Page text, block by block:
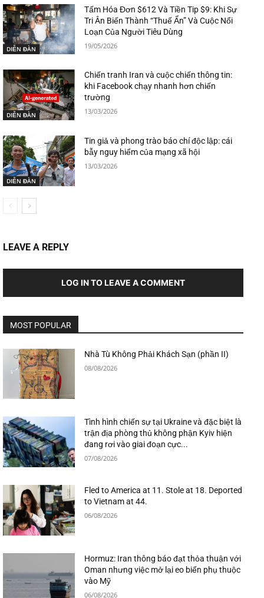
DIỄN ĐÀN
Tấm Hóa Đơn $612 Và Tiền Tip $9: Khi Sự
Tri Ân Biến Thành “Thuế Ẩn” Và Cuộc Nổi
Loạn Của Người Tiêu Dùng
19/05/2026
DIỄN ĐÀN
Chiến tranh Iran và cuộc chiến thông tin:
khi Facebook chạy nhanh hơn chiến
trường
13/03/2026
DIỄN ĐÀN
Tin giả và phong trào báo chí độc lập: cái
bẫy nguy hiểm của mạng xã hội
13/03/2026
LEAVE A REPLY
LOG IN TO LEAVE A COMMENT
MOST POPULAR
Nhà Tù Không Phải Khách Sạn (phần II)
08/08/2026
Tình hình chiến sự tại Ukraine và đặc biệt là
trận địa phòng thủ không phận Kyiv hiện
đang rơi vào giai đoạn cực...
07/08/2026
Fled to America at 11. Stole at 18. Deported
to Vietnam at 44.
06/08/2026
Hormuz: Iran thông báo đạt thỏa thuận với
Oman nhưng việc mở lại eo biển phụ thuộc
vào Mỹ
06/08/2026